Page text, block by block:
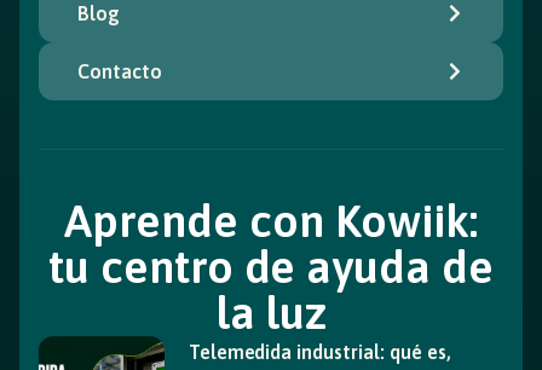
Blog
Contacto
Aprende con Kowiik:
tu centro de ayuda de
la luz
Telemedida industrial: qué es,